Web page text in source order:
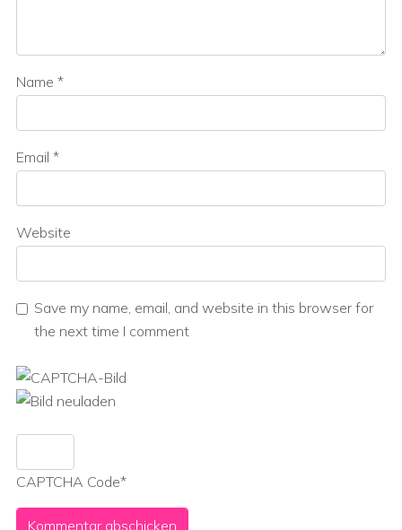
Name *
Email *
Website
Save my name, email, and website in this browser for
the next time I comment
CAPTCHA Code*